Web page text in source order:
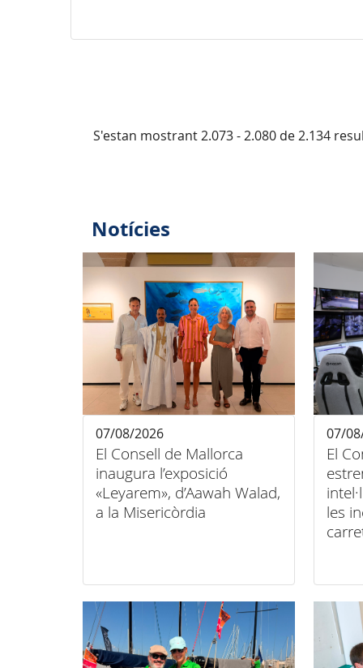
S'estan mostrant 2.073 - 2.080 de 2.134
Notícies
El Consell de Mallorca
inaugura l’exposició
«Leyarem», d’Aawah Walad,
a la Misericòrdia
07/08/2026
El
les
07/